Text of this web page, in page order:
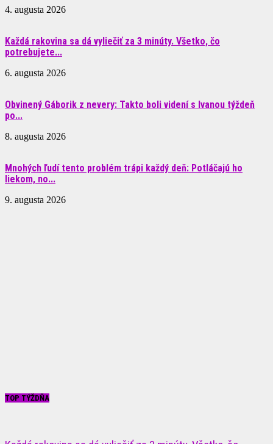
4. augusta 2026
Každá rakovina sa dá vyliečiť za 3 minúty. Všetko, čo
potrebujete...
6. augusta 2026
Obvinený Gáborik z nevery: Takto boli videní s Ivanou týždeň
po...
8. augusta 2026
Mnohých ľudí tento problém trápi každý deň: Potláčajú ho
liekom, no...
9. augusta 2026
TOP TÝŽDŇA